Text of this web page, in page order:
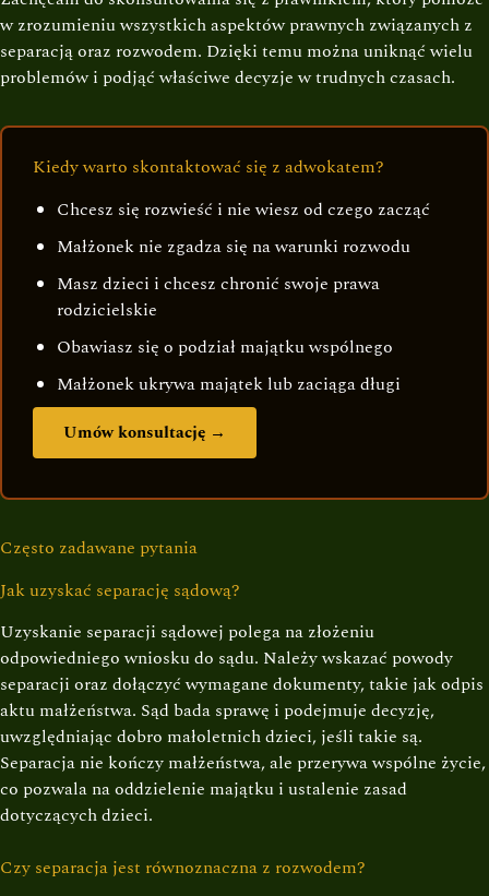
w zrozumieniu wszystkich aspektów prawnych związanych z
separacją oraz rozwodem. Dzięki temu można uniknąć wielu
problemów i podjąć właściwe decyzje w trudnych czasach.
Kiedy warto skontaktować się z adwokatem?
Chcesz się rozwieść i nie wiesz od czego zacząć
Małżonek nie zgadza się na warunki rozwodu
Masz dzieci i chcesz chronić swoje prawa
rodzicielskie
Obawiasz się o podział majątku wspólnego
Małżonek ukrywa majątek lub zaciąga długi
Umów konsultację →
Często zadawane pytania
Jak uzyskać separację sądową?
Uzyskanie separacji sądowej polega na złożeniu
odpowiedniego wniosku do sądu. Należy wskazać powody
separacji oraz dołączyć wymagane dokumenty, takie jak odpis
aktu małżeństwa. Sąd bada sprawę i podejmuje decyzję,
uwzględniając dobro małoletnich dzieci, jeśli takie są.
Separacja nie kończy małżeństwa, ale przerywa wspólne życie,
co pozwala na oddzielenie majątku i ustalenie zasad
dotyczących dzieci.
Czy separacja jest równoznaczna z rozwodem?